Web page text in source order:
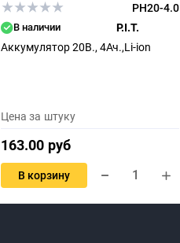
PH20-4.0
В наличии
P.I.T.
Аккумулятор 20В., 4Ач.,Li-ion
Цена за штуку
163.00 руб
В корзину